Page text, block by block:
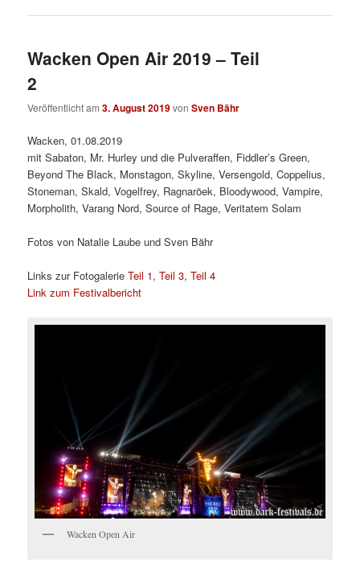
Wacken Open Air 2019 – Teil
2
Veröffentlicht am3. August 2019vonSven Bähr
Wacken, 01.08.2019
mit Sabaton, Mr. Hurley und die Pulveraffen, Fiddler’s Green,
Beyond The Black, Monstagon, Skyline, Versengold, Coppelius,
Stoneman, Skald, Vogelfrey, Ragnaröek, Bloodywood, Vampire,
Morpholith, Varang Nord, Source of Rage, Veritatem Solam
Fotos von Natalie Laube und Sven Bähr
Links zur FotogalerieTeil 1,Teil 3,Teil 4
Link zum Festivalbericht
Wacken Open Air